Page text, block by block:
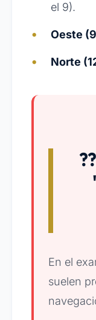
el 9).
Oeste
Norte
En el
suelen